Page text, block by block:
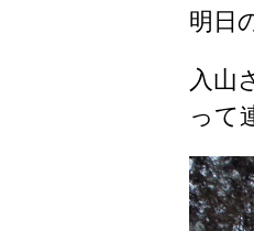
明日
入山
って